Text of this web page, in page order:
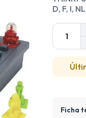
D, F, I,
Ficha